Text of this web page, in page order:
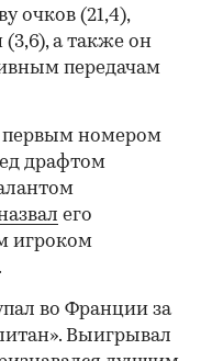
очков (21,4),
а также он
передачам
первым номером
драфтом
его
игроком
во Франции за
Выигрывал